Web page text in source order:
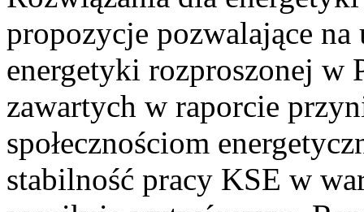
propozycje pozwalające
energetyki rozproszonej w
zawartych w raporcie
społecznościom
stabilność pracy KSE w